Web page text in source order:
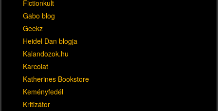
Fictionkult
Gabo blog
Geekz
Heidel Dan blogja
Kalandozok.hu
Karcolat
Katherines Bookstore
Keményfedél
Kritizátor